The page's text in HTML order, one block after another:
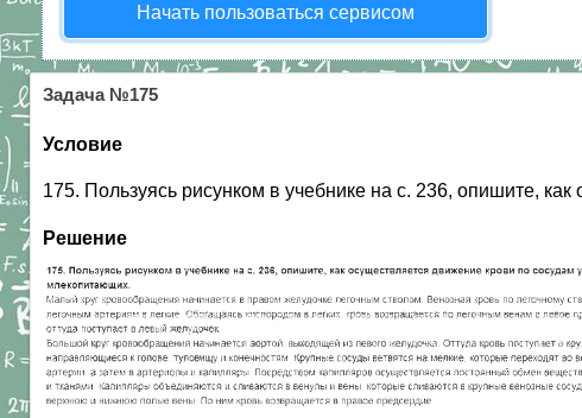
Начать пользоваться сервисом
Задача №175
Условие
175. Пользуясь рисунком в учебнике на с. 236, опишите,
Решение